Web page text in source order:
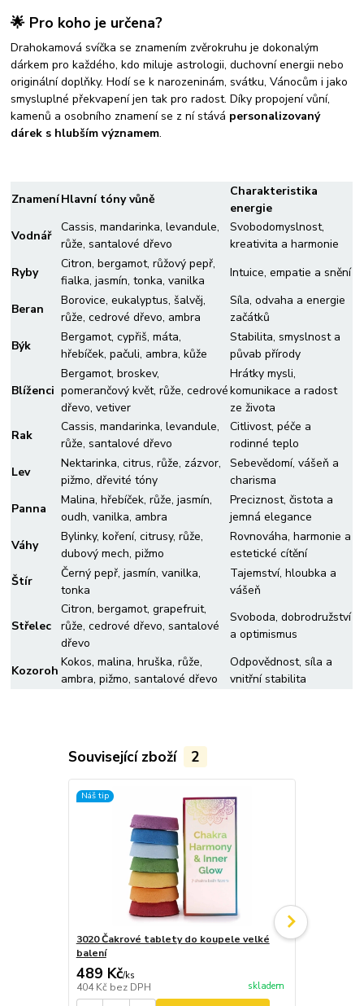
🌟 Pro koho je určena?
Drahokamová svíčka se znamením zvěrokruhu je dokonalým
dárkem pro každého, kdo miluje astrologii, duchovní energii nebo
originální doplňky. Hodí se k narozeninám, svátku, Vánocům i jako
smysluplné překvapení jen tak pro radost. Díky propojení vůní,
kamenů a osobního znamení se z ní stává personalizovaný
dárek s hlubším významem.
ZnameníHlavní tóny vůně
Charakteristika
energie
Vodnář
Cassis, mandarinka, levandule,
růže, santalové dřevo
Svobodomyslnost,
kreativita a harmonie
Ryby
Citron, bergamot, růžový pepř,
fialka, jasmín, tonka, vanilka
Intuice, empatie a snění
Beran
Borovice, eukalyptus, šalvěj,
růže, cedrové dřevo, ambra
Síla, odvaha a energie
začátků
Býk
Bergamot, cypřiš, máta,
hřebíček, pačuli, ambra, kůže
Stabilita, smyslnost a
půvab přírody
Blíženci
Bergamot, broskev,
pomerančový květ, růže, cedrové
dřevo, vetiver
Hrátky mysli,
komunikace a radost
ze života
Rak
Cassis, mandarinka, levandule,
růže, santalové dřevo
Citlivost, péče a
rodinné teplo
Lev
Nektarinka, citrus, růže, zázvor,
pižmo, dřevité tóny
Sebevědomí, vášeň a
charisma
Panna
Malina, hřebíček, růže, jasmín,
oudh, vanilka, ambra
Preciznost, čistota a
jemná elegance
Váhy
Bylinky, koření, citrusy, růže,
dubový mech, pižmo
Rovnováha, harmonie a
estetické cítění
Štír
Černý pepř, jasmín, vanilka,
tonka
Tajemství, hloubka a
vášeň
Střelec
Citron, bergamot, grapefruit,
růže, cedrové dřevo, santalové
dřevo
Svoboda, dobrodružství
a optimismus
Kozoroh
Kokos, malina, hruška, růže,
ambra, pižmo, santalové dřevo
Odpovědnost, síla a
vnitřní stabilita
Související zboží 2
Náš tip
3020 Čakrové tablety do koupele velké
balení
489 Kč/ks
404 Kč bez DPH skladem